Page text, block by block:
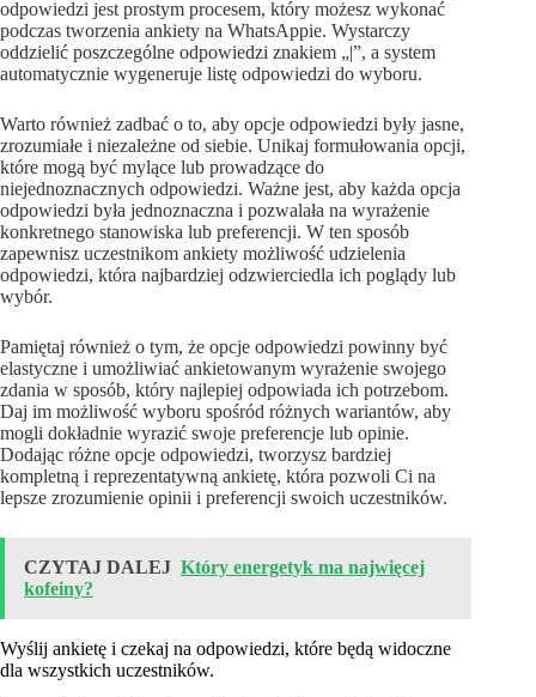
odpowiedzi jest prostym procesem, który możesz wykonać
podczas tworzenia ankiety na WhatsAppie. Wystarczy
oddzielić poszczególne odpowiedzi znakiem „|”, a system
automatycznie wygeneruje listę odpowiedzi do wyboru.
Warto również zadbać o to, aby opcje odpowiedzi były jasne,
zrozumiałe i niezależne od siebie. Unikaj formułowania opcji,
które mogą być mylące lub prowadzące do
niejednoznacznych odpowiedzi. Ważne jest, aby każda opcja
odpowiedzi była jednoznaczna i pozwalała na wyrażenie
konkretnego stanowiska lub preferencji. W ten sposób
zapewnisz uczestnikom ankiety możliwość udzielenia
odpowiedzi, która najbardziej odzwierciedla ich poglądy lub
wybór.
Pamiętaj również o tym, że opcje odpowiedzi powinny być
elastyczne i umożliwiać ankietowanym wyrażenie swojego
zdania w sposób, który najlepiej odpowiada ich potrzebom.
Daj im możliwość wyboru spośród różnych wariantów, aby
mogli dokładnie wyrazić swoje preferencje lub opinie.
Dodając różne opcje odpowiedzi, tworzysz bardziej
kompletną i reprezentatywną ankietę, która pozwoli Ci na
lepsze zrozumienie opinii i preferencji swoich uczestników.
CZYTAJ DALEJ Który energetyk ma najwięcej
kofeiny?
Wyślij ankietę i czekaj na odpowiedzi, które będą widoczne
dla wszystkich uczestników.